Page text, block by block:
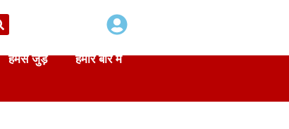
हमसे जुड़े हमारे बारे में